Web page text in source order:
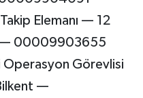
Elemanı — 12
— 00009903655
Görevlisi
—